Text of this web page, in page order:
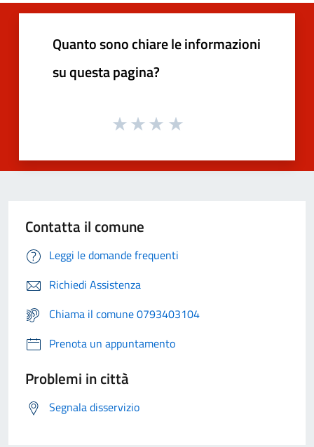
Quanto sono chiare le informazioni
su questa pagina?
Contatta il comune
Leggi le domande frequenti
Richiedi Assistenza
Chiama il comune 0793403104
Prenota un appuntamento
Problemi in città
Segnala disservizio